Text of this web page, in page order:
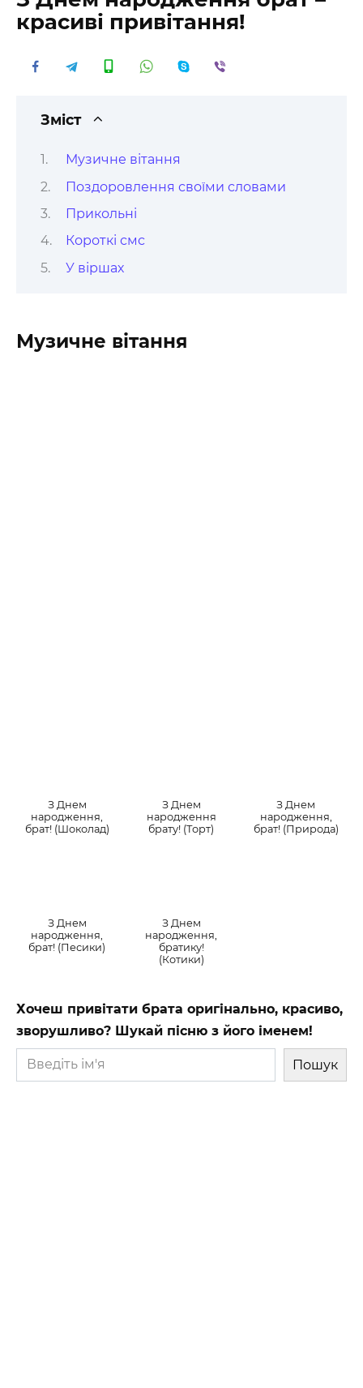
красиві привітання!
Зміст
Музичне вітання
Поздоровлення своїми словами
Прикольні
Короткі смс
У віршах
Музичне вітання
З Днем
народження,
брат! (Шоколад)
З Днем
народження
брату! (Торт)
З Днем
народження,
брат! (Природа)
З Днем
народження,
брат! (Песики)
З Днем
народження,
братику!
(Котики)
Хочеш привітати брата оригінально, красиво,
зворушливо? Шукай пісню з його іменем!
Пошук